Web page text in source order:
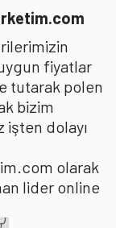
fiyatlar
tutarak polen
bizim
işten dolayı
olarak
lider online